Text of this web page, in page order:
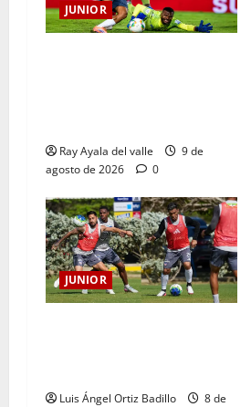
JUNIOR
Ray Ayala del valle
9 de
agosto de 2026
0
JUNIOR
Luis Ángel Ortiz Badillo
8 de